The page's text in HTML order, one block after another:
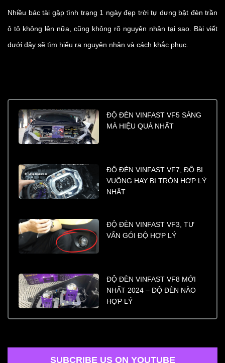
Nhiều bác tài gặp tình trạng 1 ngày đẹp trời tự dưng bật đèn trần
ô tô không lên nữa, cũng không rõ nguyên nhân tại sao. Bài viết
dưới đây sẽ tìm hiểu ra nguyên nhân và cách khắc phục.
ĐỘ ĐÈN VINFAST VF5 SÁNG
MÀ HIỆU QUẢ NHẤT
ĐỘ ĐÈN VINFAST VF7, ĐỘ BI
VUÔNG HAY BI TRÒN HỢP LÝ
NHẤT
ĐỘ ĐÈN VINFAST VF3, TƯ
VẤN GÓI ĐỘ HỢP LÝ
ĐỘ ĐÈN VINFAST VF8 MỚI
NHẤT 2024 – ĐỘ ĐÈN NÀO
HỢP LÝ
SUBCRIBE US ON YOUTUBE